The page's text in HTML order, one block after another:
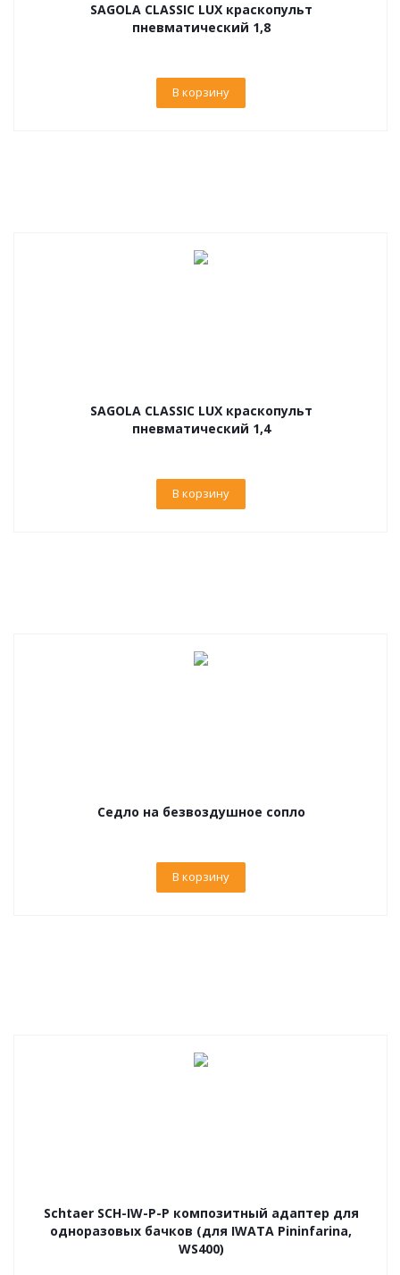
SAGOLA CLASSIC LUX краскопульт
пневматический 1,8
В корзину
SAGOLA CLASSIC LUX краскопульт
пневматический 1,4
В корзину
Седло на безвоздушное сопло
В корзину
Schtaer SCH-IW-P-P композитный адаптер для
одноразовых бачков (для IWATA Pininfarina,
WS400)